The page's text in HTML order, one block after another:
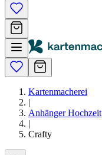
Kartenmacherei
|
Anhänger Hochzeit
|
Crafty